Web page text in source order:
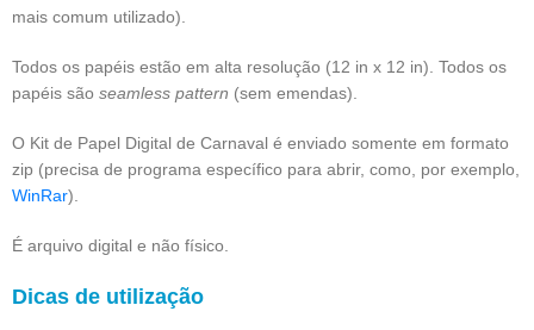
mais comum utilizado).
Todos os papéis estão em alta resolução (12 in x 12 in). Todos os
papéis são seamless pattern (sem emendas).
O Kit de Papel Digital de Carnaval é enviado somente em formato
zip (precisa de programa específico para abrir, como, por exemplo,
WinRar).
É arquivo digital e não físico.
Dicas de utilização